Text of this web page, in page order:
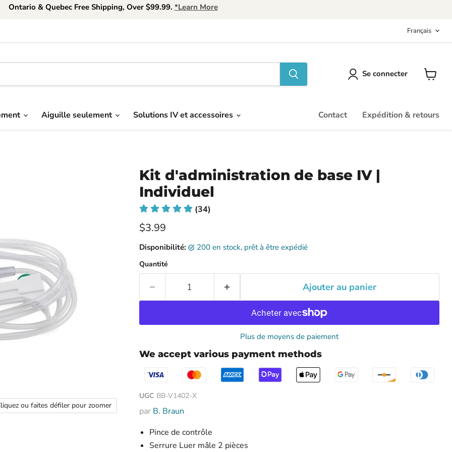
Ontario & Quebec Free Shipping, Over $99.99. *Learn More
Français
Se connecter
Aiguille seulement Solutions IV et accessoires Contact Expédition & retours
ou faites défiler pour zoomer
Kit d'administration de base IV |
Individuel
(34)
Prix ​​actuel
$3.99
Disponibilité: 200 en stock, prêt à être expédié
Quantité
Ajouter au panier
Plus de moyens de paiement
We accept various payment methods
UGC BB-V1402-X
par B. Braun
Pince de contrôle
Serrure Luer mâle 2 pièces